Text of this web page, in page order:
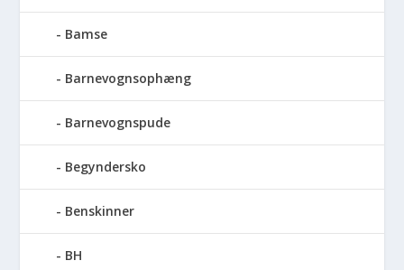
Bamse
Barnevognsophæng
Barnevognspude
Begyndersko
Benskinner
BH